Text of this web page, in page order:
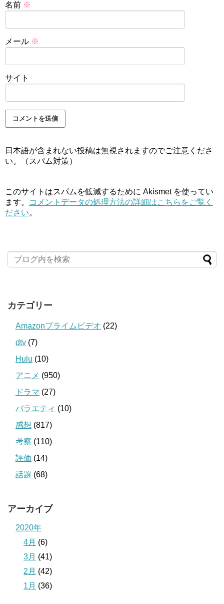
名前 ※
メール ※
サイト
日本語が含まれない投稿は無視されますのでご注意くださ
い。（スパム対策）
このサイトはスパムを低減するために Akismet を使ってい
ます。
コメントデータの処理方法の詳細はこちらをご覧く
ださい。
カテゴリー
Amazonプライムビデオ (22)
dtv (7)
Hulu (10)
アニメ (950)
ドラマ (27)
バラエティ (10)
感想 (817)
考察 (110)
評価 (14)
話題 (68)
アーカイブ
2020年
4月 (6)
3月 (41)
2月 (42)
1月 (36)